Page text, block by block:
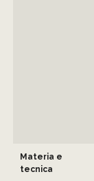
Materia e
tecnica